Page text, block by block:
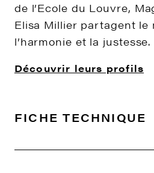
de l’Ecole du Louvre,
Elisa Millier partagent le
l’harmonie et la justesse.
Découvrir leurs profils
FICHE TECHNIQUE